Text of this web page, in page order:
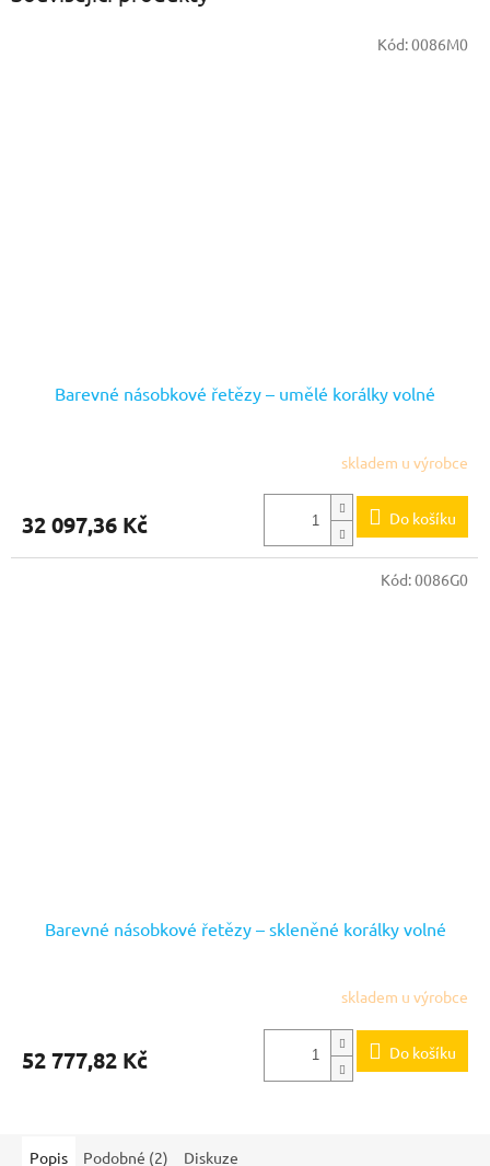
Barevné násobkové řetězy – umělé korálky volné
skladem u výrobce
32 097,36 Kč Do košíku
Kód:0086M0
Barevné násobkové řetězy – skleněné korálky volné
skladem u výrobce
52 777,82 Kč Do košíku
Kód:0086G0
Popis Podobné (2) Diskuze